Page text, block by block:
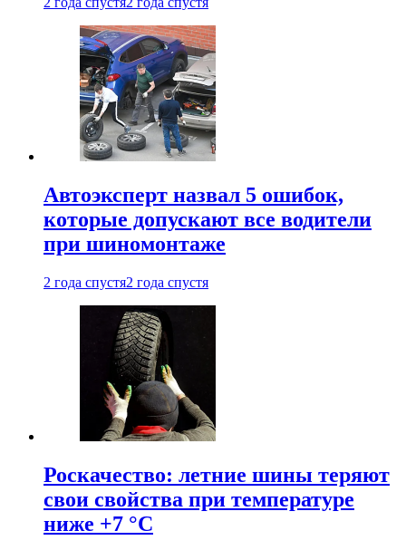
Автоэксперт назвал 5 ошибок,
которые допускают все водители
при шиномонтаже
2 года спустя2 года спустя
Роскачество: летние шины теряют
свои свойства при температуре
ниже +7 °C